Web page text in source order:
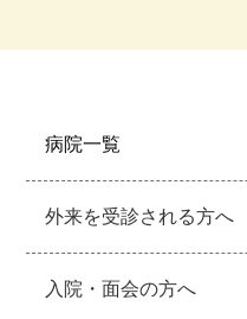
病院一覧
外来を受診される方へ
入院・面会の方へ